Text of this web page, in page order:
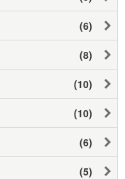
(6)
(8)
(10)
(10)
(6)
(5)